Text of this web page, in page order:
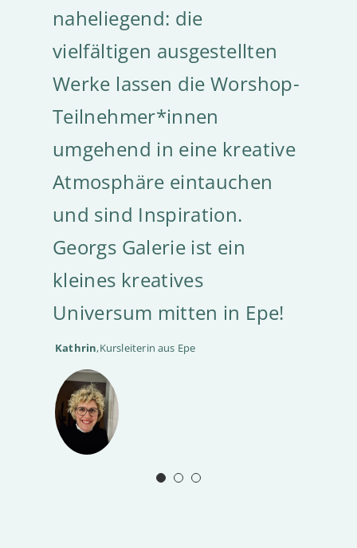
naheliegend: die
vielfältigen ausgestellten
Werke lassen die Worshop-
Teilnehmer*innen
umgehend in eine kreative
Atmosphäre eintauchen
und sind Inspiration.
Georgs Galerie ist ein
kleines kreatives
Universum mitten in Epe!
Kathrin,Kursleiterin aus Epe
Dinge basteln.
Moritz,Teilnehmer vom Farbenreich
wie angegossen! Wir
genießen die
unkomplizierte
Zusammenarbeit und
freuen uns auf das nächste
Konzert.
Anke,Chorsängerin aus Epe